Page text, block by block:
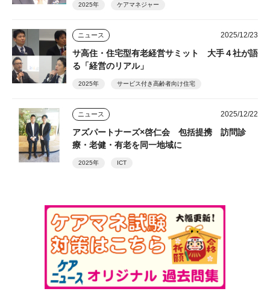
2025年 ケアマネジャー
ニュース 2025/12/23
サ高住・住宅型有老経営サミット 大手４社が語
る「経営のリアル」
2025年 サービス付き高齢者向け住宅
ニュース 2025/12/22
アズパートナーズ×啓仁会 包括提携 訪問診
療・老健・有老を同一地域に
2025年 ICT